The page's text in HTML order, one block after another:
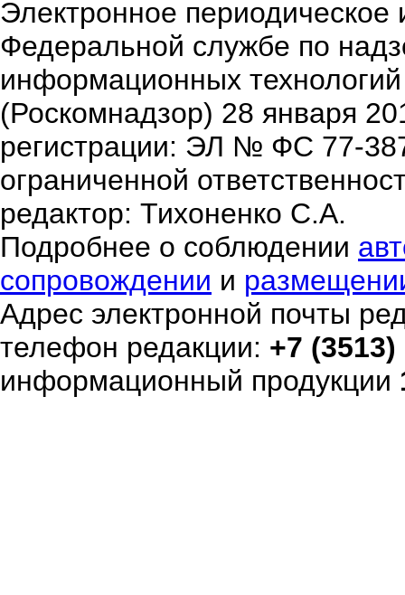
Электронное периодическое
Федеральной службе по
информационных
(Роскомнадзор) 28 января
регистрации: ЭЛ № ФС 77-
ограниченной
редактор: Тихоненко С.А.
Подробнее о соблюдении
сопровождении и
Адрес электронной почты
телефон редакции: +7
информационный продукции